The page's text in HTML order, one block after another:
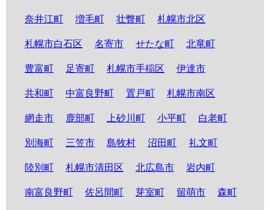
奈井江町 増毛町 壮瞥町 札幌市北区
札幌市白石区 名寄市 せたな町 北竜町
豊富町 足寄町 札幌市手稲区 伊達市
共和町 中富良野町 置戸町 札幌市南区
網走市 鹿部町 上砂川町 小平町 白老町
別海町 三笠市 島牧村 沼田町 礼文町
陸別町 札幌市清田区 北広島市 岩内町
南富良野町 佐呂間町 芽室町 留萌市 森町